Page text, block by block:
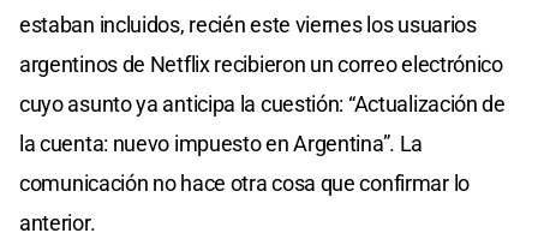
estaban incluidos, recién este viernes los usuarios
argentinos de Netflix recibieron un correo electrónico
cuyo asunto ya anticipa la cuestión: “Actualización de
la cuenta: nuevo impuesto en Argentina”. La
comunicación no hace otra cosa que confirmar lo
anterior.